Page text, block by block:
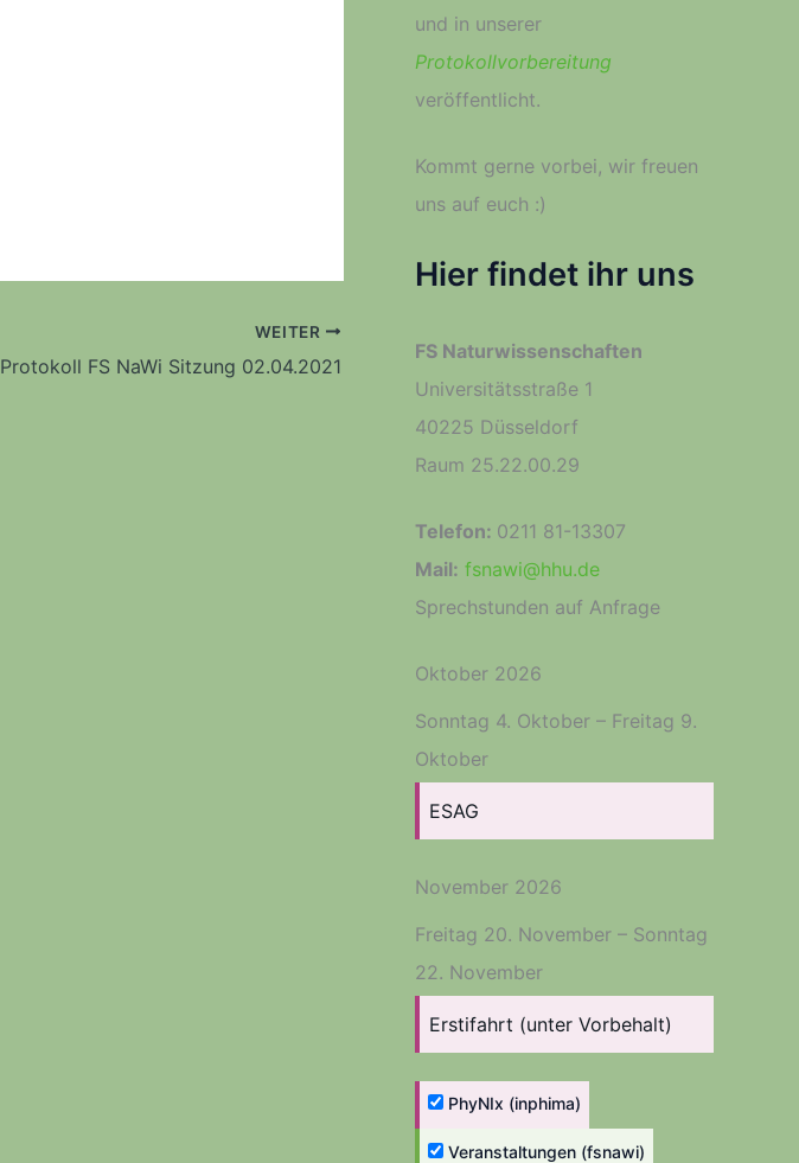
WEITER
Protokoll FS NaWi Sitzung 02.04.2021
und in unserer
Protokollvorbereitung
veröffentlicht.
Kommt gerne vorbei, wir freuen
uns auf euch :­)
Hier findet ihr uns
FS Naturwissenschaften
Universitätsstraße 1
40225 Düsseldorf
Raum 25.22.00.29
Telefon: 0211 81-13307
Mail: fsnawi@hhu.de
Sprechstunden auf Anfrage
Oktober 2026
Sonntag 4. Oktober – Freitag 9.
Oktober
ESAG
November 2026
Freitag 20. November – Sonntag
22. November
Erstifahrt (unter Vorbehalt)
PhyNIx (inphima)
Veranstaltungen (fsnawi)